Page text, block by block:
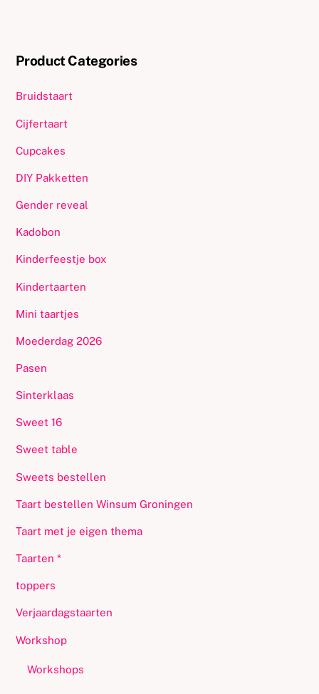
Product Categories
Bruidstaart
Cijfertaart
Cupcakes
DIY Pakketten
Gender reveal
Kadobon
Kinderfeestje box
Kindertaarten
Mini taartjes
Moederdag 2026
Pasen
Sinterklaas
Sweet 16
Sweet table
Sweets bestellen
Taart bestellen Winsum Groningen
Taart met je eigen thema
Taarten *
toppers
Verjaardagstaarten
Workshop
Workshops